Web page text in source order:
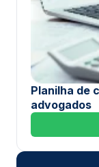
Planilha de
advogados